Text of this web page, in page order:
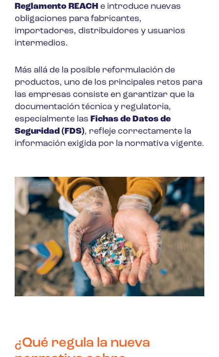
Reglamento REACH e introduce nuevas
obligaciones para fabricantes,
importadores, distribuidores y usuarios
intermedios.
Más allá de la posible reformulación de
productos, uno de los principales retos para
las empresas consiste en garantizar que la
documentación técnica y regulatoria,
especialmente las Fichas de Datos de
Seguridad (FDS), refleje correctamente la
información exigida por la normativa vigente.
¿Qué regula la nueva